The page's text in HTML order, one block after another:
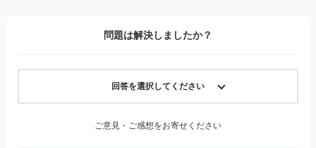
問題は解決しましたか？
回答を選択してください
ご意見・ご感想をお寄せください